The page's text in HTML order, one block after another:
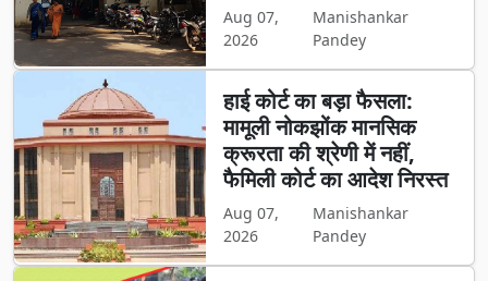
Aug 07,
2026
Manishankar
Pandey
हाई कोर्ट का बड़ा फैसला:
मामूली नोकझोंक मानसिक
क्रूरता की श्रेणी में नहीं,
फैमिली कोर्ट का आदेश निरस्त
Aug 07,
2026
Manishankar
Pandey